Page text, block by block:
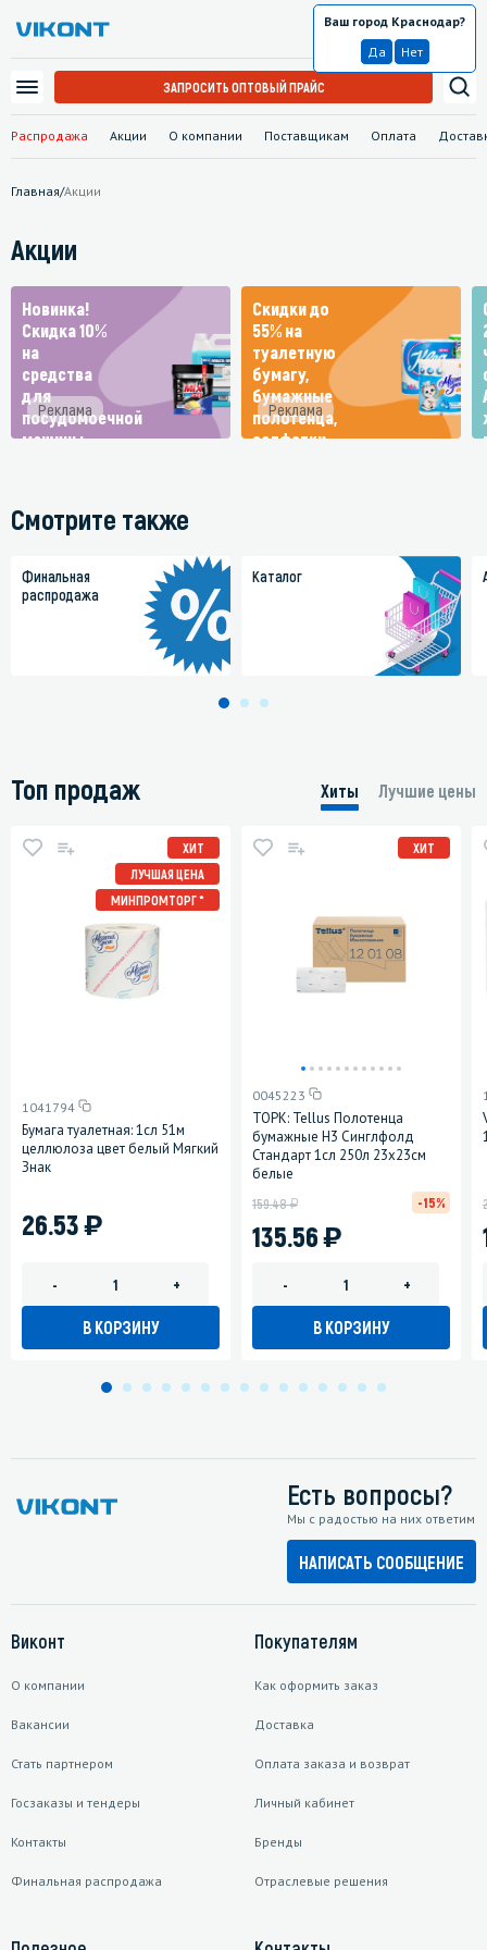
Распродажа Акции О компании Поставщикам Оплата
Краснодар
Ваш город Краснодар?
Да
Нет
ЗАПРОСИТЬ ОПТОВЫЙ ПРАЙС
Главная/Акции
Акции
Новинка!
Скидка 10%
на
средства
для
посудомоечной
машины
Реклама
Скидки до
55% на
туалетную
бумагу,
бумажные
полотенца,
салфетки
Реклама
Смотрите также
Финальная
распродажа
Каталог
Топ продаж Хиты Лучшие цены
ХИТ
ЛУЧШАЯ ЦЕНА
МИНПРОМТОРГ *
1041794
Бумага туалетная: 1сл 51м
целлюлоза цвет белый Мягкий
Знак
26.53)
- +
В КОРЗИНУ
ХИТ
0045223
ТОРК: Tellus Полотенца
бумажные H3 Синглфолд
Стандарт 1сл 250л 23х23см
белые
135.56)
159.48у -15%
- +
В КОРЗИНУ
Есть вопросы?
Мы с радостью на них ответим
НАПИСАТЬ СООБЩЕНИЕ
Виконт
О компании
Вакансии
Стать партнером
Госзаказы и тендеры
Контакты
Финальная распродажа
Покупателям
Как оформить заказ
Доставка
Оплата заказа и возврат
Личный кабинет
Бренды
Отраслевые решения